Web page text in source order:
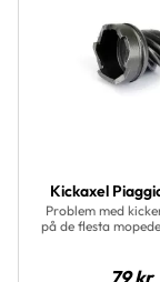
Problem med
på de flesta
för att få en
79kr